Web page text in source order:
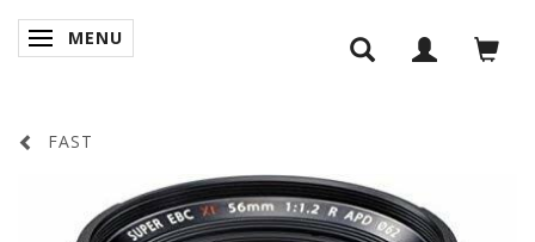
SKIFTE NAVIGATION
MENU
FAST